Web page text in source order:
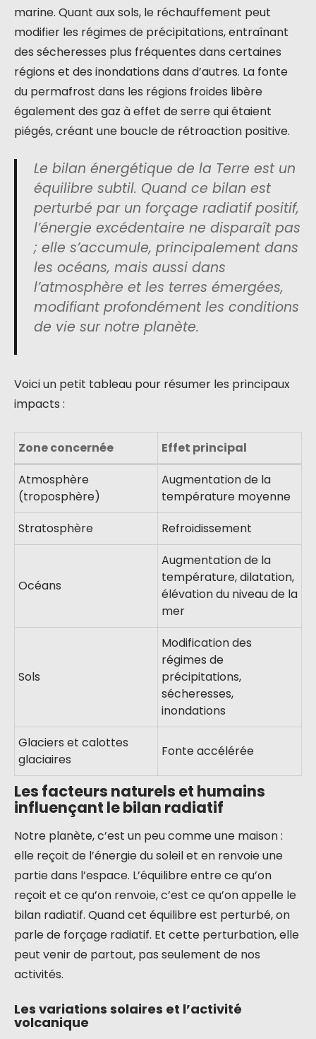
marine. Quant aux sols, le réchauffement peut
modifier les régimes de précipitations, entraînant
des sécheresses plus fréquentes dans certaines
régions et des inondations dans d’autres. La fonte
du permafrost dans les régions froides libère
également des gaz à effet de serre qui étaient
piégés, créant une boucle de rétroaction positive.
Le bilan énergétique de la Terre est un
équilibre subtil. Quand ce bilan est
perturbé par un forçage radiatif positif,
l’énergie excédentaire ne disparaît pas
; elle s’accumule, principalement dans
les océans, mais aussi dans
l’atmosphère et les terres émergées,
modifiant profondément les conditions
de vie sur notre planète.
Voici un petit tableau pour résumer les principaux
impacts :
Zone concernée
Effet principal
Atmosphère
(troposphère)
Augmentation de la
température moyenne
Stratosphère
Refroidissement
Océans
Augmentation de la
température, dilatation,
élévation du niveau de la
mer
Sols
Modification des
régimes de
précipitations,
sécheresses,
inondations
Glaciers et calottes
glaciaires
Fonte accélérée
Les facteurs naturels et humains
influençant le bilan radiatif
Notre planète, c’est un peu comme une maison :
elle reçoit de l’énergie du soleil et en renvoie une
partie dans l’espace. L’équilibre entre ce qu’on
reçoit et ce qu’on renvoie, c’est ce qu’on appelle le
bilan radiatif. Quand cet équilibre est perturbé, on
parle de forçage radiatif. Et cette perturbation, elle
peut venir de partout, pas seulement de nos
activités.
Les variations solaires et l’activité
volcanique